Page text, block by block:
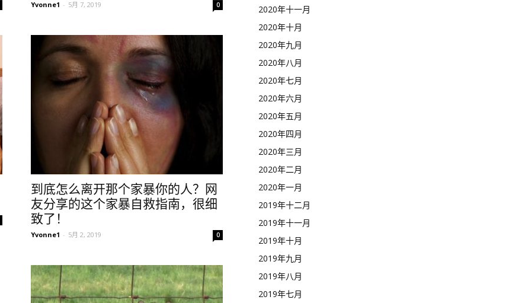
Yvonne1 - 5月 7, 2019 0
到底怎么离开那个家暴你的人？网
友分享的这个家暴自救指南，很细
致了！
Yvonne1 - 5月 2, 2019 0
2020年十一月
2020年十月
2020年九月
2020年八月
2020年七月
2020年六月
2020年五月
2020年四月
2020年三月
2020年二月
2020年一月
2019年十二月
2019年十一月
2019年十月
2019年九月
2019年八月
2019年七月